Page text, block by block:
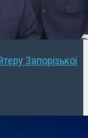
Запорізької